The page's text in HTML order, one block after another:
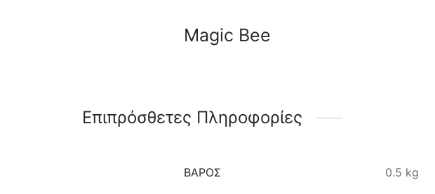
Magic Bee
Επιπρόσθετες Πληροφορίες
ΒΆΡΟΣ 0.5 kg